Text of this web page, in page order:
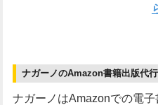
ナガーノのAmazon書籍出版代
ナガーノはAmazonでの電